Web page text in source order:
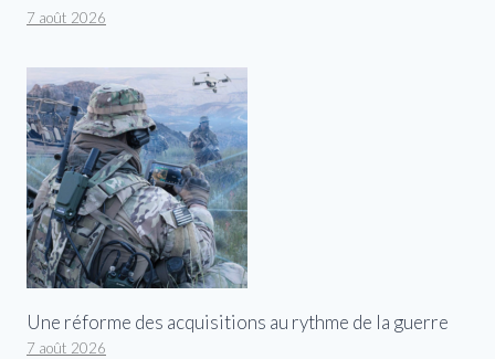
7 août 2026
Une réforme des acquisitions au rythme de la guerre
7 août 2026